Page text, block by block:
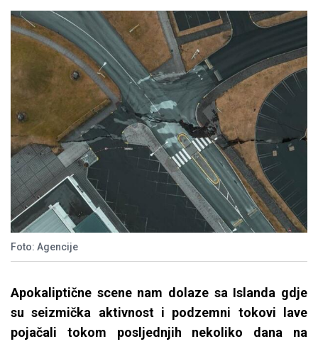
Foto: Agencije
Apokaliptične scene nam dolaze sa Islanda gdje
su seizmička aktivnost i podzemni tokovi lave
pojačali tokom posljednjih nekoliko dana na